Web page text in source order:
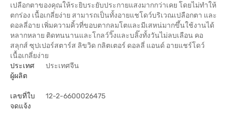
เปลือกตาของคุณให้ระยิบระยับประกายแสงมากกว่าเคย โดยไม่ทำให้
ตกร่อง เนื้อเกลี่ยง่าย สามารถเป็นทั้งอายแชโดว์บริเวณเปลือกตา และ
ดอลลี่อาย เพิ่มความคิ้วที่ขอบตากลมโตและมีเสหน่มากขึ้นใช้งานได้
หลากหลาย ติดทนนานและโกลว์วิ๊งและบลิ๊งทั้งวันไม่ลบเลือน คอ
สลุกส์ ซุปเปอร์สตาร์ส ลิขวิด กลิตเตอร์ ดอลลี่ แอนด์ อายแชร์โดว์
เนื้อเกลี่ยง่าย
ประเทศ
ผู้ผลิต
ประเทศจีน
เลขที่ใบ
จดแจ้ง
12-2-6600026475